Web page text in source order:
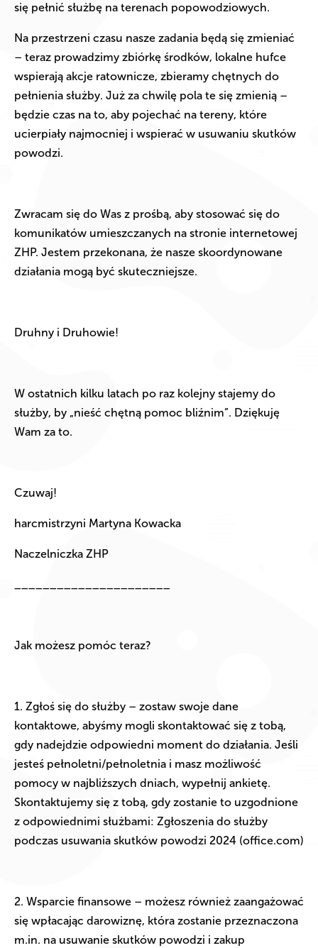
się pełnić służbę na terenach popowodziowych.
Na przestrzeni czasu nasze zadania będą się zmieniać
– teraz prowadzimy zbiórkę środków, lokalne hufce
wspierają akcje ratownicze, zbieramy chętnych do
pełnienia służby. Już za chwilę pola te się zmienią –
będzie czas na to, aby pojechać na tereny, które
ucierpiały najmocniej i wspierać w usuwaniu skutków
powodzi.
Zwracam się do Was z prośbą, aby stosować się do
komunikatów umieszczanych na stronie internetowej
ZHP. Jestem przekonana, że nasze skoordynowane
działania mogą być skuteczniejsze.
Druhny i Druhowie!
W ostatnich kilku latach po raz kolejny stajemy do
służby, by „nieść chętną pomoc bliźnim”. Dziękuję
Wam za to.
Czuwaj!
harcmistrzyni Martyna Kowacka
Naczelniczka ZHP
Jak możesz pomóc teraz?
1. Zgłoś się do służby – zostaw swoje dane
kontaktowe, abyśmy mogli skontaktować się z tobą,
gdy nadejdzie odpowiedni moment do działania. Jeśli
jesteś pełnoletni/pełnoletnia i masz możliwość
pomocy w najbliższych dniach, wypełnij ankietę.
Skontaktujemy się z tobą, gdy zostanie to uzgodnione
z odpowiednimi służbami: Zgłoszenia do służby
podczas usuwania skutków powodzi 2024 (office.com)
2. Wsparcie finansowe – możesz również zaangażować
się wpłacając darowiznę, która zostanie przeznaczona
m.in. na usuwanie skutków powodzi i zakup